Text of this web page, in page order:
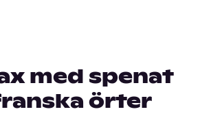
med spenat
örter